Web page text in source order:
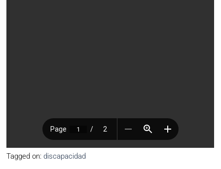
Tagged on:discapacidad